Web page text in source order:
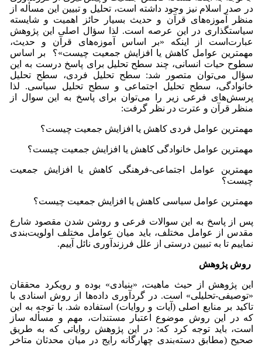
در صدر اسلام نیز وجود داشته است، تحلیل و تبیین این مسأله از
منظر آموزه‌های قرآن و حدیث بسیار حائز اهمیت و شایسته
سیاستگذاری در این عرصه است. لذا سؤال اصلی این پژوهش
عبارت‌است از اینکه «بر اساس آموزه‌های قرآن و حدیث،
مهمترین عوامل کاهش یا افزایش جمعیت چیست»؟ بر اساس
سطوح حیات انسانی، چند سطح تحلیل برای پاسخ درست به این
سؤال می‌توان متصور شد: سطح تحلیل فردی، سطح تحلیل
خانوادگی، سطح تحلیل اجتماعی و سطح تحلیل سیاسی. لذا
پرسش‌های فرعی زیر را می‌توان برای پاسخ به این سوال از
منظر قرآن و عترت در نظر گرفت:
مهمترین عوامل فردی کاهش یا افزایش جمعیت چیست؟
مهمترین عوامل خانوادگی کاهش یا افزایش جمعیت چیست؟
مهمترین عوامل اجتماعی-فرهنگی کاهش یا افزایش جمعیت
چیست؟
مهمترین عوامل سیاسی کاهش یا افزایش جمعیت چیست؟
پس از پاسخ به این سوالات فرعی و روشن شدن مقصود شارع
مقدس از عوامل مختلف، باید میان عوامل مختلف اولویت‌بندی
نماییم تا به تبیین درستی از علل فرزندآوری نائل آییم.
روش پژوهش
این پژوهش از حیث ماهیت، «بنیادی» بوده و رویکرد محققان
«توصیفی-تحلیلی» است. در گردآوری داده‌ها از روش اسنادی با
تاکید بر منابع اصلی (آیات و روایات) استفاده شد. با توجه به این
که در این روش موضوع اعتبار مستندات، مهم و مسأله ساز
است، باید توجه کرد که: در این پژوهش روایاتی که به طریق
صحیح (مطابق دسته‌بندی چهارگانه رایج در میان محدثان متاخر